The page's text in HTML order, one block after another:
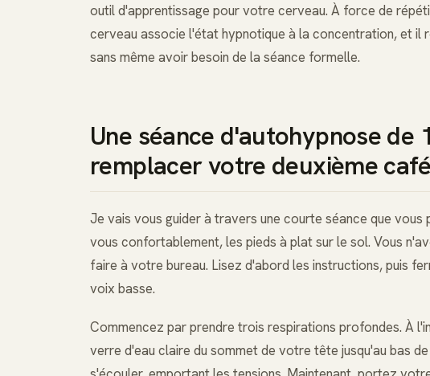
outil d'apprentissage pour votre cerveau. À force de
cerveau associe l'état hypnotique à la concentration, et il
sans même avoir besoin de la séance formelle.
Une séance d'autohypnose de
remplacer votre deuxième café
Je vais vous guider à travers une courte séance que
vous confortablement, les pieds à plat sur le sol. Vous
faire à votre bureau. Lisez d'abord les instructions, puis
voix basse.
Commencez par prendre trois respirations profondes. À
verre d'eau claire du sommet de votre tête jusqu'au bas